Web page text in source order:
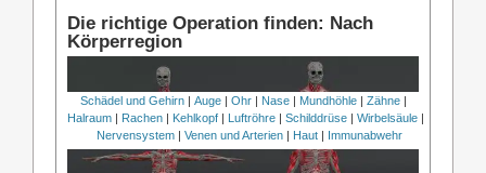
Die richtige Operation finden: Nach
Körperregion
Schädel und Gehirn| Auge| Ohr| Nase| Mundhöhle| Zähne|
Halraum
Rachen Kehlkopf Luftröhre Schilddrüse Wirbelsäule
Nervensystem
Venen und Arterien Haut Immunabwehr